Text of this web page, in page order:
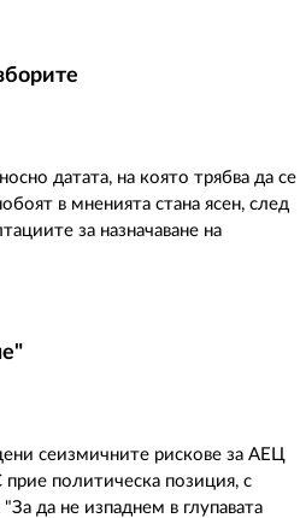
датата, на която трябва да се
в мненията стана ясен, след
за назначаване на
сеизмичните рискове за АЕЦ
политическа позиция, с
да не изпаднем в глупавата